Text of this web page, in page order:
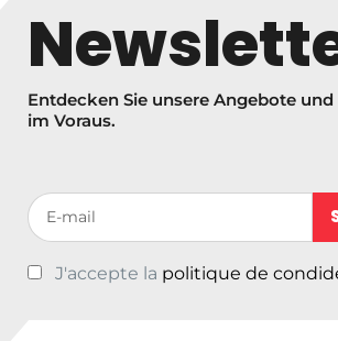
Entdecken Sie unsere Angebote
im Voraus.
Votre adresse de messagerie
J'accepte la politique de